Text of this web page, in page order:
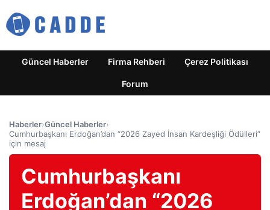
Güncel Haberler Firma Rehberi Çerez Politikası
Forum
Haberler›Güncel Haberler›
Cumhurbaşkanı Erdoğan’dan “2026 Zayed İnsan Kardeşliği Ödülleri”
için mesaj
Cumhurbaşkanı
Erdoğan’dan “2026